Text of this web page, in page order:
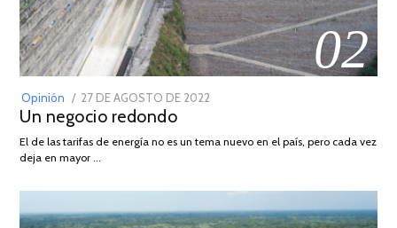
02
Opinión
POSTED
ON
27 DE AGOSTO DE 2022
DE
Un negocio redondo
El de las tarifas de energía no es un tema nuevo en el país, pero cada vez
deja en mayor …